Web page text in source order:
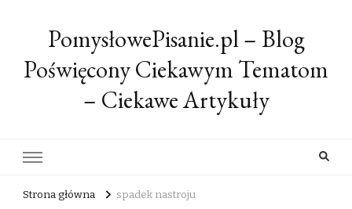
PomysłowePisanie.pl – Blog
Poświęcony Ciekawym Tematom
– Ciekawe Artykuły
Strona główna spadek nastroju